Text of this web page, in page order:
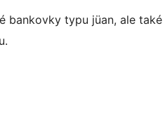
bankovky typu jüan, ale také